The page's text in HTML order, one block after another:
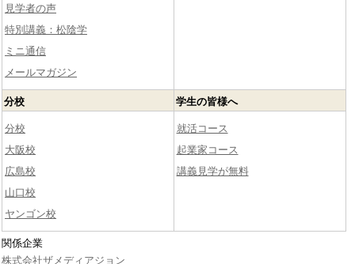
見学者の声
特別講義：松陰学
ミニ通信
メールマガジン
分校
分校
大阪校
広島校
山口校
ヤンゴン校
学生の皆様へ
就活コース
起業家コース
講義見学が無料
関係企業
株式会社ザメディアジョン